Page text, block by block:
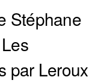
Stéphane
par Leroux